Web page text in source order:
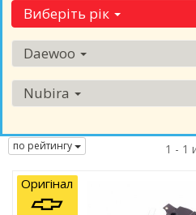
Виберіть рік
Daewoo
Nubira
по рейтингу 1 - 1
Оригінал